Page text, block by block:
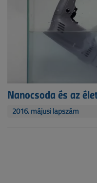
Nanocsoda és az
2016. májusi lapszám